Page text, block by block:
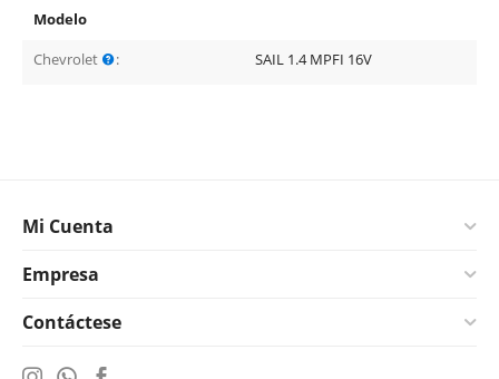
Modelo
Chevrolet
: SAIL 1.4 MPFI 16V
Mi Cuenta
Empresa
Contáctese